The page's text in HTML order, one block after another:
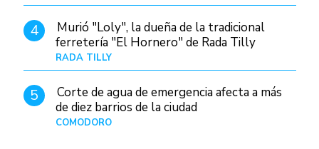
4
Murió "Loly", la dueña de la tradicional
ferretería "El Hornero" de Rada Tilly
RADA TILLY
5
Corte de agua de emergencia afecta a más
de diez barrios de la ciudad
COMODORO